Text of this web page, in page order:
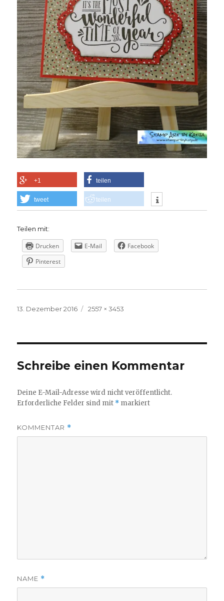
+1 teilen
tweet teilen
Teilen mit:
Drucken E-Mail
Facebook
Pinterest
Veröffentlicht
13. Dezember 2016
Volle
2557 × 3453
Schreibe einen Kommentar
Deine E-Mail-Adresse wird nicht veröffentlicht.
Erforderliche Felder sind mit * markiert
KOMMENTAR *
NAME *